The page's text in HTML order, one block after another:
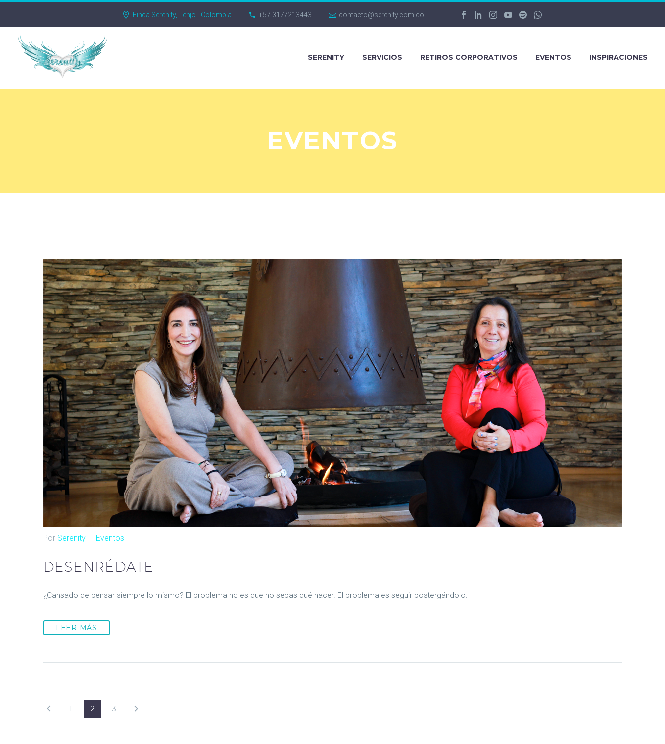
Finca Serenity, Tenjo - Colombia +57 3177213443 contacto@serenity.com.co
SERENITY SERVICIOS RETIROS CORPORATIVOS EVENTOS INSPIRACIONES
EVENTOS
Por Serenity Eventos
DESENRÉDATE
¿Cansado de pensar siempre lo mismo? El problema no es que no sepas qué hacer. El problema es seguir postergándolo.
LEER MÁS
1 2 3